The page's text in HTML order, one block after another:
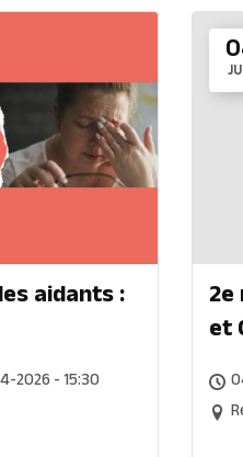
aidants :
2026 - 15:30
et